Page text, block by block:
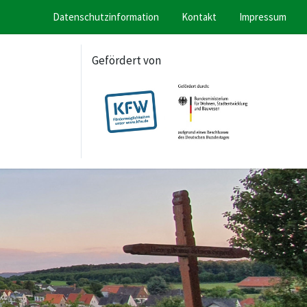
Datenschutzinformation Kontakt Impressum
Gefördert von